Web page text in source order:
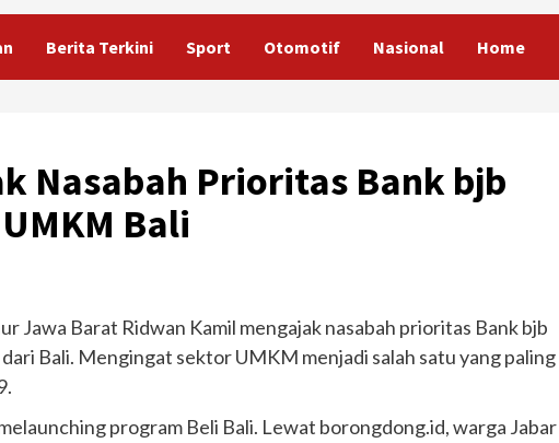
Berita Terkini Sport Otomotif Nasional Home
Nasabah Prioritas Bank bjb
Bali
Jawa Barat Ridwan Kamil mengajak nasabah prioritas Bank bjb
Bali. Mengingat sektor UMKM menjadi salah satu yang paling
program Beli Bali. Lewat borongdong.id, warga Jabar